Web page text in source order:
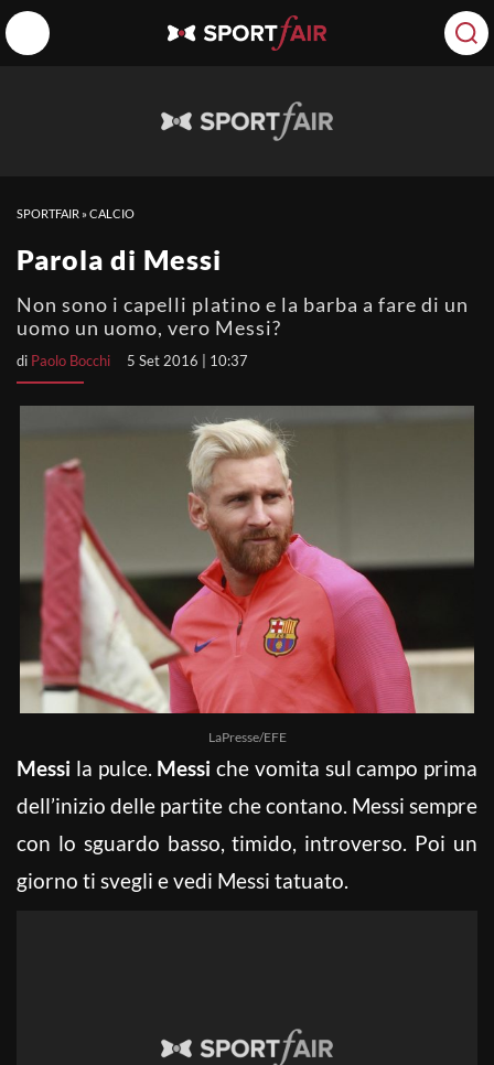
SPORTFAIR »CALCIO
Parola di Messi
Non sono i capelli platino e la barba a fare di un
uomo un uomo, vero Messi?
di Paolo Bocchi 5 Set 2016 | 10:37
LaPresse/EFE
Messi la pulce. Messi che vomita sul campo prima
dell’inizio delle partite che contano. Messi sempre
con lo sguardo basso, timido, introverso. Poi un
giorno ti svegli e vedi Messi tatuato.